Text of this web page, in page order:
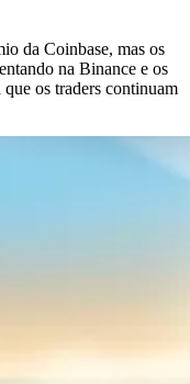
da Coinbase, mas os
na Binance e os
os traders continuam